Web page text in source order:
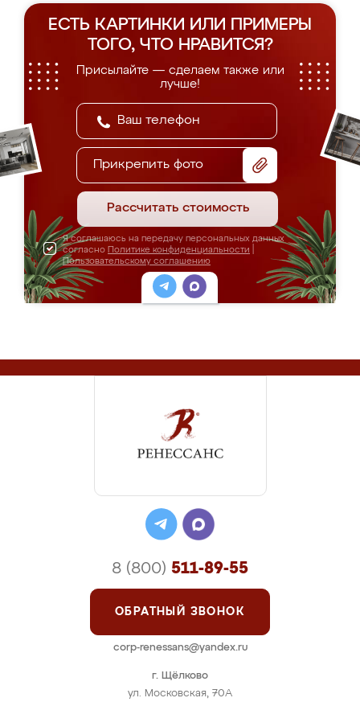
ЕСТЬ КАРТИНКИ ИЛИ ПРИМЕРЫ
ТОГО, ЧТО НРАВИТСЯ?
Присылайте — сделаем также или
лучше!
Прикрепить фото
Рассчитать стоимость
Я соглашаюсь на передачу персональных данных
согласно Политике конфиденциальности
Пользовательскому соглашению
г. Щёлково
ул. Московская, 70А
8 (800) 511-89-55
ОБРАТНЫЙ ЗВОНОК
corp-renessans@yandex.ru